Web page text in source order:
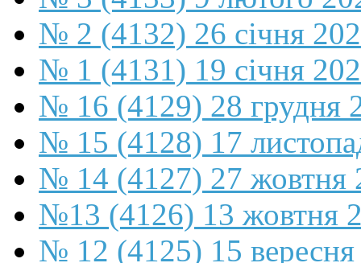
№ 2 (4132) 26 січня
№ 1 (4131) 19 січня
№ 16 (4129) 28 грудня
№ 15 (4128) 17
№ 14 (4127) 27 жовтня
№13 (4126) 13 жовтня
№ 12 (4125) 15